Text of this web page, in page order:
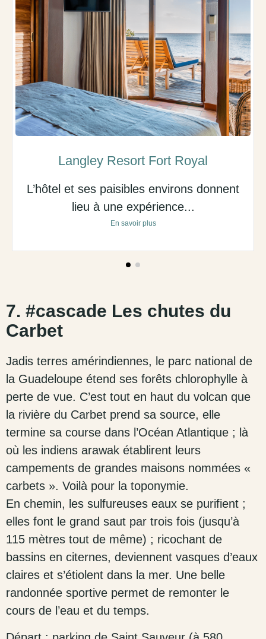
Langley Resort Fort Royal
L’hôtel et ses paisibles environs donnent
lieu à une expérience...
En savoir plus
7. #cascade Les chutes du
Carbet
Jadis terres amérindiennes, le parc national de
la Guadeloupe étend ses forêts chlorophylle à
perte de vue. C’est tout en haut du volcan que
la rivière du Carbet prend sa source, elle
termine sa course dans l’Océan Atlantique ; là
où les indiens arawak établirent leurs
campements de grandes maisons nommées «
carbets ». Voilà pour la toponymie.
En chemin, les sulfureuses eaux se purifient ;
elles font le grand saut par trois fois (jusqu’à
115 mètres tout de même) ; ricochant de
bassins en citernes, deviennent vasques d’eaux
claires et s’étiolent dans la mer. Une belle
randonnée sportive permet de remonter le
cours de l’eau et du temps.